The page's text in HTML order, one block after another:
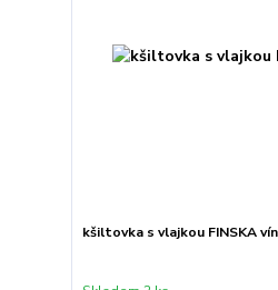
kšiltovka s vlajkou FINSKA